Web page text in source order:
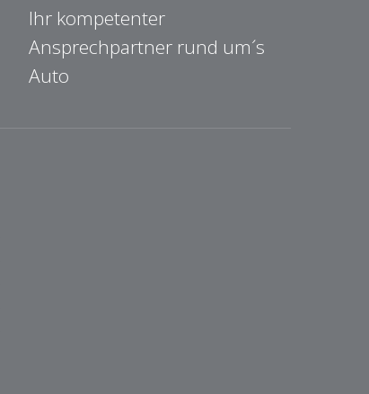
Ihr kompetenter
Ansprechpartner rund um´s
Auto